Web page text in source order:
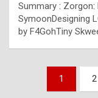
Summary : Zorgon:
SymoonDesigning
by F4GohTiny
Pagination
1 2